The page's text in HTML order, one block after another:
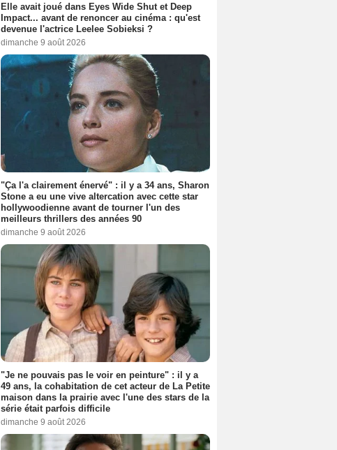
Elle avait joué dans Eyes Wide Shut et Deep
Impact... avant de renoncer au cinéma : qu'est
devenue l'actrice Leelee Sobieksi ?
dimanche 9 août 2026
"Ça l'a clairement énervé" : il y a 34 ans, Sharon
Stone a eu une vive altercation avec cette star
hollywoodienne avant de tourner l'un des
meilleurs thrillers des années 90
dimanche 9 août 2026
"Je ne pouvais pas le voir en peinture" : il y a
49 ans, la cohabitation de cet acteur de La Petite
maison dans la prairie avec l'une des stars de la
série était parfois difficile
dimanche 9 août 2026